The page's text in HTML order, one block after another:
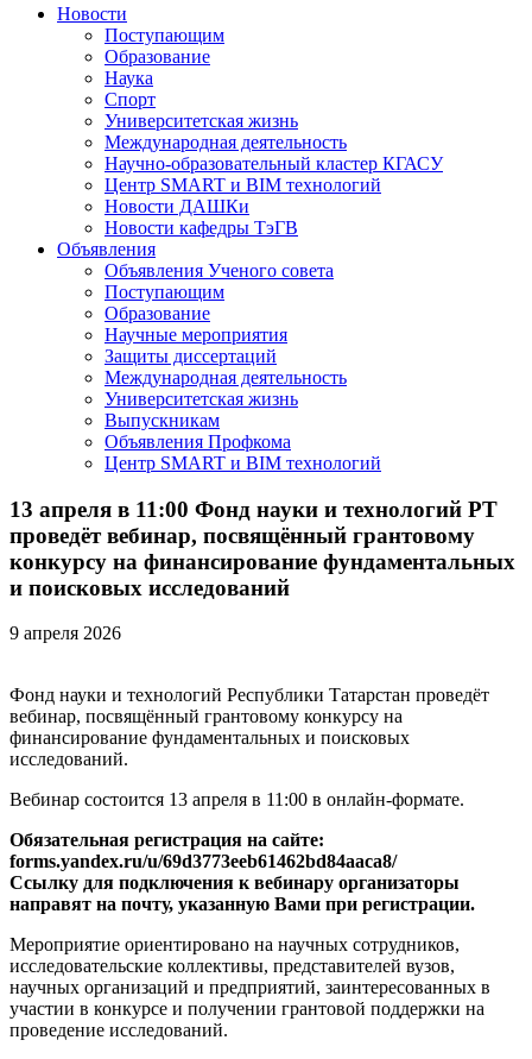
Новости
Поступающим
Образование
Наука
Спорт
Университетская жизнь
Международная деятельность
Научно-образовательный кластер КГАСУ
Центр SMART и BIM технологий
Новости ДАШКи
Новости кафедры ТэГВ
Объявления
Объявления Ученого совета
Поступающим
Образование
Научные мероприятия
Защиты диссертаций
Международная деятельность
Университетская жизнь
Выпускникам
Объявления Профкома
Центр SMART и BIM технологий
13 апреля в 11:00 Фонд науки и технологий РТ
проведёт вебинар, посвящённый грантовому
конкурсу на финансирование фундаментальных
и поисковых исследований
9 апреля 2026
Фонд науки и технологий Республики Татарстан проведёт
вебинар, посвящённый грантовому конкурсу на
финансирование фундаментальных и поисковых
исследований.
Вебинар состоится 13 апреля в 11:00 в онлайн-формате.
Обязательная регистрация на сайте:
forms.yandex.ru/u/69d3773eeb61462bd84aaca8/
Ссылку для подключения к вебинару организаторы
направят на почту, указанную Вами при регистрации.
Мероприятие ориентировано на научных сотрудников,
исследовательские коллективы, представителей вузов,
научных организаций и предприятий, заинтересованных в
участии в конкурсе и получении грантовой поддержки на
проведение исследований.